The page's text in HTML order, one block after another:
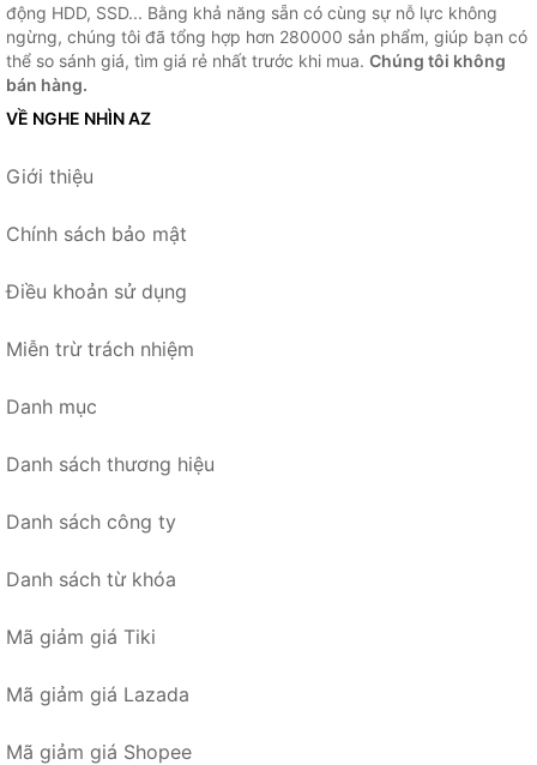
động HDD, SSD... Bằng khả năng sẵn có cùng sự nỗ lực không
ngừng, chúng tôi đã tổng hợp hơn 280000 sản phẩm, giúp bạn có
thể so sánh giá, tìm giá rẻ nhất trước khi mua. Chúng tôi không
bán hàng.
VỀ NGHE NHÌN AZ
Giới thiệu
Chính sách bảo mật
Điều khoản sử dụng
Miễn trừ trách nhiệm
Danh mục
Danh sách thương hiệu
Danh sách công ty
Danh sách từ khóa
Mã giảm giá Tiki
Mã giảm giá Lazada
Mã giảm giá Shopee